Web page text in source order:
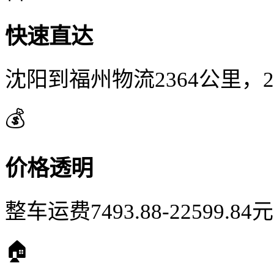
快速直达
沈阳到福州物流2364公里
💰
价格透明
整车运费7493.88-22599.84
🏠